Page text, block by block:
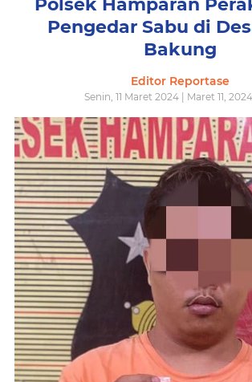
Polsek Hamparan
Pengedar Sabu di
Bakung
Editor Reportase
Senin, 11 Maret 2024 | Maret 11,